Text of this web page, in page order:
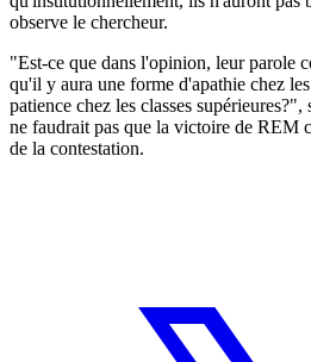
observe le chercheur.
"Est-ce que dans l'opinion, leur parole
qu'il y aura une forme d'apathie chez
patience chez les classes
ne faudrait pas que la victoire de REM
de la contestation.